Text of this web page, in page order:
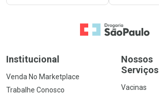
Ir para a Home
Institucional
Venda No Marketplace
Trabalhe Conosco
Nossos
Serviços
Vacinas